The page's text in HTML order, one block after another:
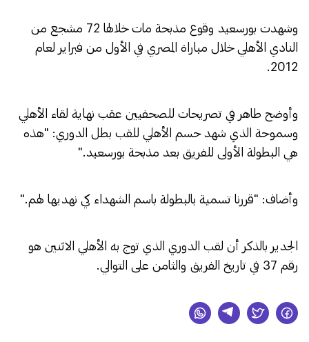
وشهدت بورسعيد وقوع مذبحة مات خلالها 72 مشجع من
النادي الأهلي خلال مباراة المصري في الأول من فبراير لعام
2012.
وأوضح طاهر في تصريحات للصحفيين عقب نهاية لقاء الأهلي
وسموحة الذي شهد حسم الأهلي للقب بطل الدوري: "هذه
هي البطولة الأولى للفريق بعد مذبحة بورسعيد."
وأضاف: "قررنا تسمية بالبطولة باسم الشهداء كي نهديها لهم."
الجدير بالذكر أن لقب الدوري الذي توج به الأهلي الاثنين هو
رقم 37 في تاريخ الفريق والثامن على التوالي.